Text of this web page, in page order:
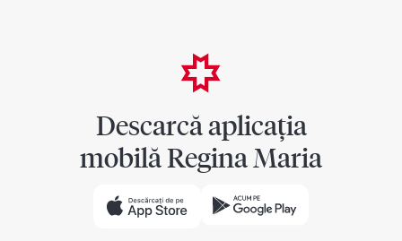
Descarcă aplicația
mobilă Regina Maria